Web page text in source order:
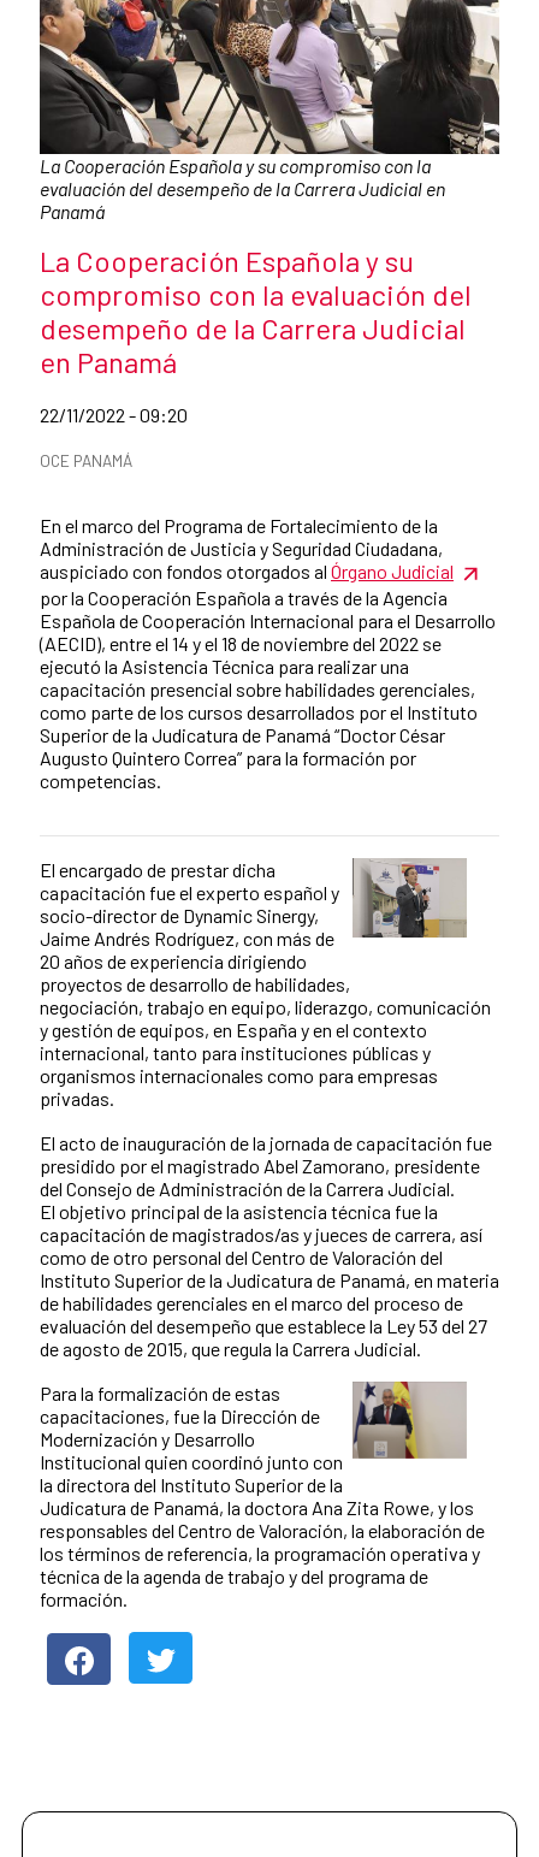
Caption:
La Cooperación Española y su compromiso con la
evaluación del desempeño de la Carrera Judicial en
Panamá
News title
La Cooperación Española y su
compromiso con la evaluación del
desempeño de la Carrera Judicial
en Panamá
Date of publication of the news item
22/11/2022 - 09:20
News categories
OCE PANAMÁ
En el marco del Programa de Fortalecimiento de la
Administración de Justicia y Seguridad Ciudadana,
auspiciado con fondos otorgados al Órgano Judicial
por la Cooperación Española a través de la Agencia
Española de Cooperación Internacional para el Desarrollo
(AECID), entre el 14 y el 18 de noviembre del 2022 se
ejecutó la Asistencia Técnica para realizar una
capacitación presencial sobre habilidades gerenciales,
como parte de los cursos desarrollados por el Instituto
Superior de la Judicatura de Panamá “Doctor César
Augusto Quintero Correa” para la formación por
competencias.
News content
El encargado de prestar dicha
capacitación fue el experto español y
socio-director de Dynamic Sinergy,
Jaime Andrés Rodríguez, con más de
20 años de experiencia dirigiendo
proyectos de desarrollo de habilidades,
negociación, trabajo en equipo, liderazgo, comunicación
y gestión de equipos, en España y en el contexto
internacional, tanto para instituciones públicas y
organismos internacionales como para empresas
privadas.
El acto de inauguración de la jornada de capacitación fue
presidido por el magistrado Abel Zamorano, presidente
del Consejo de Administración de la Carrera Judicial.
El objetivo principal de la asistencia técnica fue la
capacitación de magistrados/as y jueces de carrera, así
como de otro personal del Centro de Valoración del
Instituto Superior de la Judicatura de Panamá, en materia
de habilidades gerenciales en el marco del proceso de
evaluación del desempeño que establece la Ley 53 del 27
de agosto de 2015, que regula la Carrera Judicial.
Para la formalización de estas
capacitaciones, fue la Dirección de
Modernización y Desarrollo
Institucional quien coordinó junto con
la directora del Instituto Superior de la
Judicatura de Panamá, la doctora Ana Zita Rowe, y los
responsables del Centro de Valoración, la elaboración de
los términos de referencia, la programación operativa y
técnica de la agenda de trabajo y del programa de
formación.